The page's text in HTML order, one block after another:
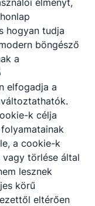
hogyan tudja
böngésző
a
elfogadja a
k célja
a cookie-k
vagy törlése által
lesznek
körű
eltérően